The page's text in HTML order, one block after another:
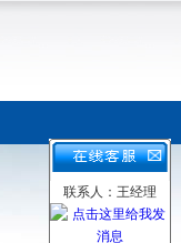
联系人：王经理